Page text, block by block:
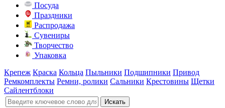
Посуда
Праздники
Распродажа
Сувениры
Творчество
Упаковка
Крепеж Краска Кольца Пыльники Подшипники Привод
Ремкомплекты Ремни, ролики Сальники Крестовины Щетки
Сайлентблоки